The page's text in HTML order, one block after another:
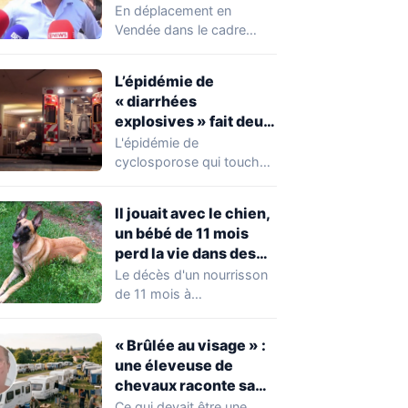
chahuté sur un
campement illégal
En déplacement en
Vendée dans le cadre
occupations…
L’épidémie de
« diarrhées
explosives » fait deux
premiers morts
L'épidémie de
cyclosporose qui touche
aggravation. Les autorités
sanitaires…
Il jouait avec le chien,
un bébé de 11 mois
perd la vie dans des
circonstances
horribles
Le décès d'un nourrisson
de 11 mois à
profondément…
« Brûlée au visage » :
une éleveuse de
chevaux raconte sa